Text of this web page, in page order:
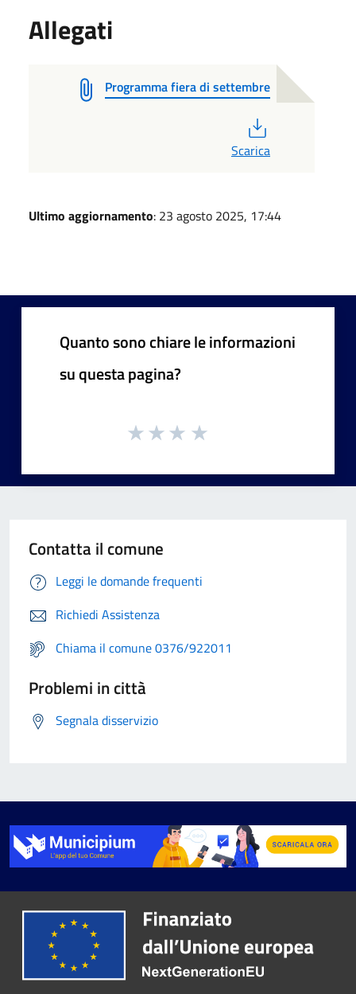
Allegati
Programma fiera di settembre
Scarica
Ultimo aggiornamento: 23 agosto 2025, 17:44
Quanto sono chiare le informazioni
su questa pagina?
Contatta il comune
Leggi le domande frequenti
Richiedi Assistenza
Chiama il comune 0376/922011
Problemi in città
Segnala disservizio